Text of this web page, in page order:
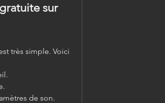
sur
très simple. Voici
de son.